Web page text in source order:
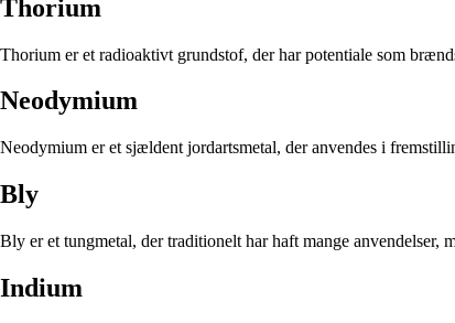
Thorium
Thorium er et radioaktivt grundstof, der har potentiale som
Neodymium
Neodymium er et sjældent jordartsmetal, der anvendes i
Bly
Bly er et tungmetal, der traditionelt har haft mange anvendelser,
Indium